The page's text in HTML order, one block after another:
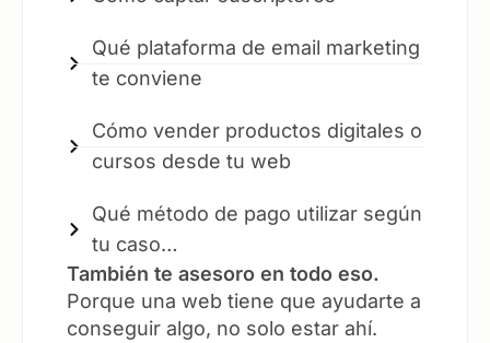
Qué plataforma de email marketing
te conviene
Cómo vender productos digitales o
cursos desde tu web
Qué método de pago utilizar según
tu caso…
También te asesoro en todo eso.
Porque una web tiene que ayudarte a
conseguir algo, no solo estar ahí.